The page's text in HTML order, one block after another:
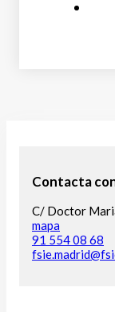
Contacta
C/ Doctor
mapa
91 554 08 68